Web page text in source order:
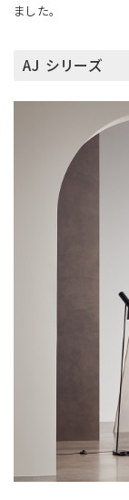
ました。
AJ シリーズ